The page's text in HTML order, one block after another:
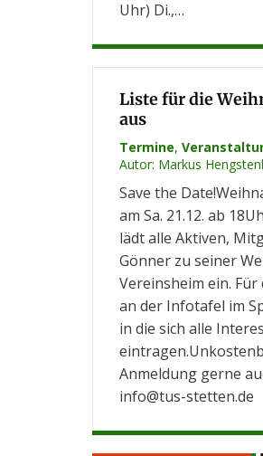
Uhr) Di.,…
Liste für die
aus
Termine,
Autor: Markus
Save the
am Sa. 21.12. ab
lädt alle Aktiven,
Gönner zu seiner
Vereinsheim ein.
an der Infotafel im
in die sich alle
Anmeldung gerne
info@tus-stetten.de